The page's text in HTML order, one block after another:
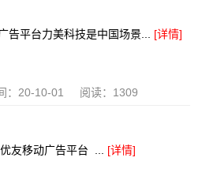
告平台力美科技是中国场景... [详情]
：20-10-01 阅读：1309
友移动广告平台 ... [详情]